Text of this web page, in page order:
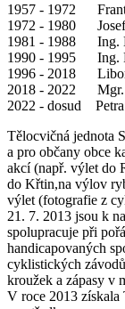
1957 - 1972
1972 - 1980
1981 - 1988 Ing.
1990 - 1995 Ing.
1996 - 2018
2018 - 2022 Mgr.
2022 - dosud
Tělocvičná jednota
a pro občany obce
akcí (např. výlet do
do Křtin,na výlov
výlet (fotografie z
21. 7. 2013 jsou k
spolupracuje při
handicapovaných
cyklistických
kroužek a zápasy v
V roce 2013